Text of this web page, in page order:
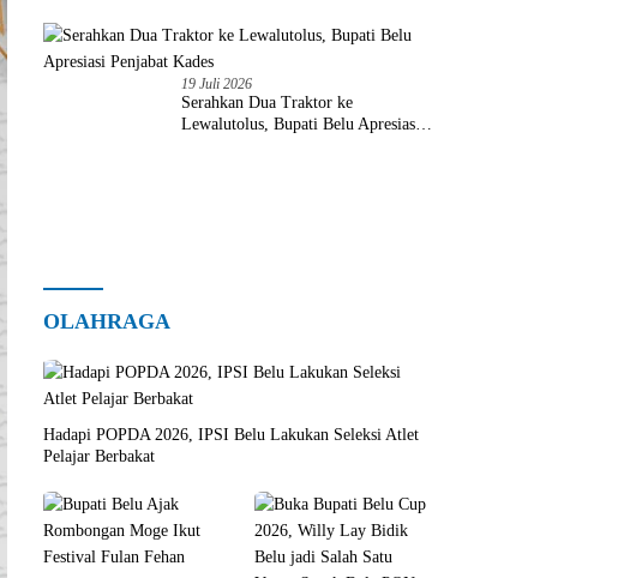
19 Juli 2026
Serahkan Dua Traktor ke
Lewalutolus, Bupati Belu Apresiasi
OLAHRAGA
Hadapi POPDA 2026, IPSI Belu Lakukan Seleksi Atlet
Pelajar Berbakat